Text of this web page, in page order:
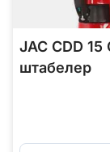
JAC CDD
штабелер